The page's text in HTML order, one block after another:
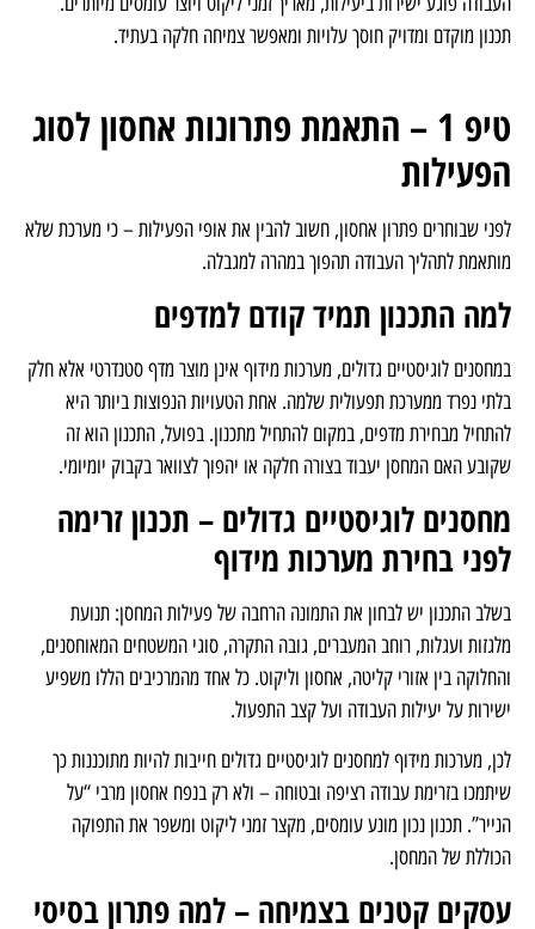
במחסנים לוגיסטיים, פתרון אחסון שאינו מותאם לנפח, לעומסים ולקצב
טיפ 1 – התאמת פתרונות אחסון לסוג
הפעילות
מותאמת לתהליך העבודה תהפוך במהרה למגבלה.
למה התכנון תמיד קודם למדפים
במחסנים לוגיסטיים גדולים, מערכות מידוף אינן מוצר מדף סטנדרטי אלא חלק
בלתי נפרד ממערכת תפעולית שלמה. אחת הטעויות הנפוצות ביותר היא
שקובע האם המחסן יעבוד בצורה חלקה או יהפוך לצוואר בקבוק יומיומי.
מחסנים לוגיסטיים גדולים – תכנון זרימה
לפני בחירת מערכות מידוף
בשלב התכנון יש לבחון את התמונה הרחבה של פעילות המחסן: תנועת
מלגזות ועגלות, רוחב המעברים, גובה התקרה, סוגי המשטחים המאוחסנים,
ישירות על יעילות העבודה ועל קצב התפעול.
לכן, מערכות מידוף למחסנים לוגיסטיים גדולים חייבות להיות מתוכננות כך
שיתמכו בזרימת עבודה רציפה ובטוחה – ולא רק בנפח אחסון מרבי “על
הכוללת של המחסן.